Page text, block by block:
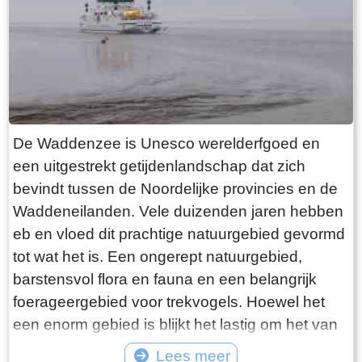
want deze is aan de binnenkant ook de moeite
waard. Er hangt een aantal historische houten
rouwborden aan de muur. In de huizen brandt
licht en de kachel. Aan de andere kant van de
terp loop je weer naar beneden, nu via voetpad
van gele klinkers. Als je daarna links aanhoudt
kom je gewoon weer uit waar je bent begonnen.
Het is moeilijk voor te stellen dat een dergelijk
terp ooit door mensenhanden is gemaakt.
Terpen hadden een belangrijke functie als
bescherming tegen overstromingen vanuit zee.
Na de aanleg van dijken werden ze, ontdaan
van hun nut, voor het grootste deel weer
afgegraven. De vruchtbare grond naar elders
verscheept. Hoe rigoureus deze vorm van
De Waddenzee is Unesco werelderfgoed en
een uitgestrekt getijdenlandschap dat zich
bevindt tussen de Noordelijke provincies en de
Waddeneilanden. Vele duizenden jaren hebben
eb en vloed dit prachtige natuurgebied gevormd
tot wat het is. Een ongerept natuurgebied,
barstensvol flora en fauna en een belangrijk
foerageergebied voor trekvogels. Hoewel het
een enorm gebied is blijkt het lastig om het van
dichtbij te zien en ervaren. Natuurlijk kun je in
Lees meer